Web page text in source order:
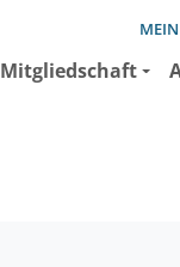
Mitgliedschaft